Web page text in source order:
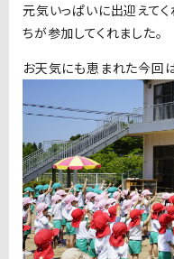
元気いっぱいに出迎えてく
ちが参加してくれました。
お天気にも恵まれた今回